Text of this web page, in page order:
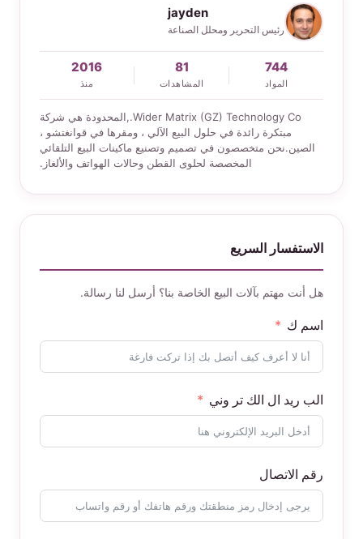
jayden
رئيس التحرير ومحلل الصناعة
744
المواد
81
المشاهدات
2016
منذ
Wider Matrix (GZ) Technology Co.,المحدودة هي شركة
مبتكرة رائدة في حلول البيع الآلي ، ومقرها في قوانغتشو ،
الصين.نحن متخصصون في تصميم وتصنيع ماكينات البيع التلقائي
المخصصة لحلوى القطن وحالات الهواتف والألغاز.
الاستفسار السريع
هل أنت مهتم بآلات البيع الخاصة بنا؟ أرسل لنا رسالة.
اسم ك
الب ريد ال الك تر وني
رقم الاتصال